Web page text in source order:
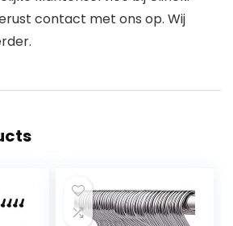
contact met ons op. Wij